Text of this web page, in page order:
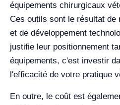
équipements chirurgicaux
Ces outils sont le résultat de
et de développement
justifie leur positionnement
équipements, c'est investir
l'efficacité de votre pratique
En outre, le coût est